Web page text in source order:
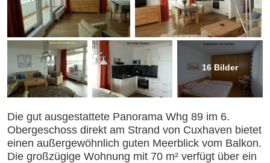
16 Bilder
Die gut ausgestattete Panorama Whg 89 im 6.
Obergeschoss direkt am Strand von Cuxhaven bietet
einen außergewöhnlich guten Meerblick vom Balkon.
Die großzügige Wohnung mit 70 m² verfügt über ein